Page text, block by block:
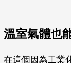
溫室氣體也
在這個因為工業